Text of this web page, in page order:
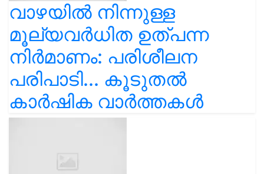
വാഴയിൽ നിന്നുള്ള
മൂല്യവർധിത ഉത്പന്ന
നിർമാണം: പരിശീലന
പരിപാടി... കൂടുതൽ
കാർഷിക വാർത്തകൾ